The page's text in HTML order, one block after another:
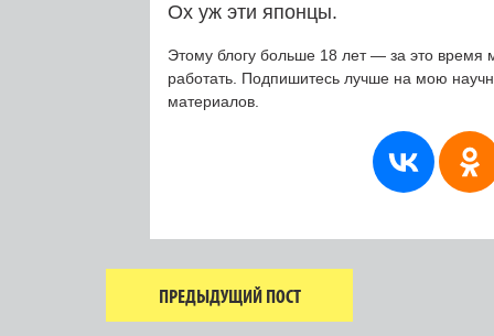
Ох уж эти японцы.
Этому блогу больше 18 лет — за это время
работать. Подпишитесь лучше на мою
материалов.
ПРЕДЫДУЩИЙ ПОСТ